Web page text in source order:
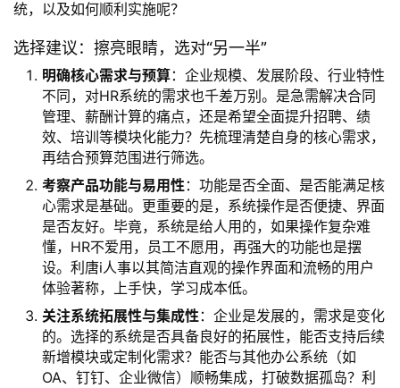
统，以及如何顺利实施呢？
选择建议：擦亮眼睛，选对“另一半”
明确核心需求与预算：企业规模、发展阶段、行业特性
不同，对HR系统的需求也千差万别。是急需解决合同
管理、薪酬计算的痛点，还是希望全面提升招聘、绩
效、培训等模块化能力？先梳理清楚自身的核心需求，
再结合预算范围进行筛选。
考察产品功能与易用性：功能是否全面、是否能满足核
心需求是基础。更重要的是，系统操作是否便捷、界面
是否友好。毕竟，系统是给人用的，如果操作复杂难
懂，HR不爱用，员工不愿用，再强大的功能也是摆
设。利唐i人事以其简洁直观的操作界面和流畅的用户
体验著称，上手快，学习成本低。
关注系统拓展性与集成性：企业是发展的，需求是变化
的。选择的系统是否具备良好的拓展性，能否支持后续
新增模块或定制化需求？能否与其他办公系统（如
OA、钉钉、企业微信）顺畅集成，打破数据孤岛？利